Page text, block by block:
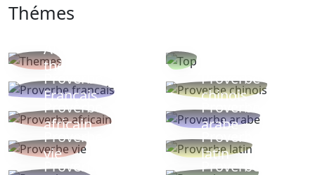
Thémes
Autres
thèmes
Proverbe
Français
Proverbe
chinois
Proverbe
africain
Proverbe
arabe
Proverbe
vie
Proverbe
latin
Proverbes
Proverbe